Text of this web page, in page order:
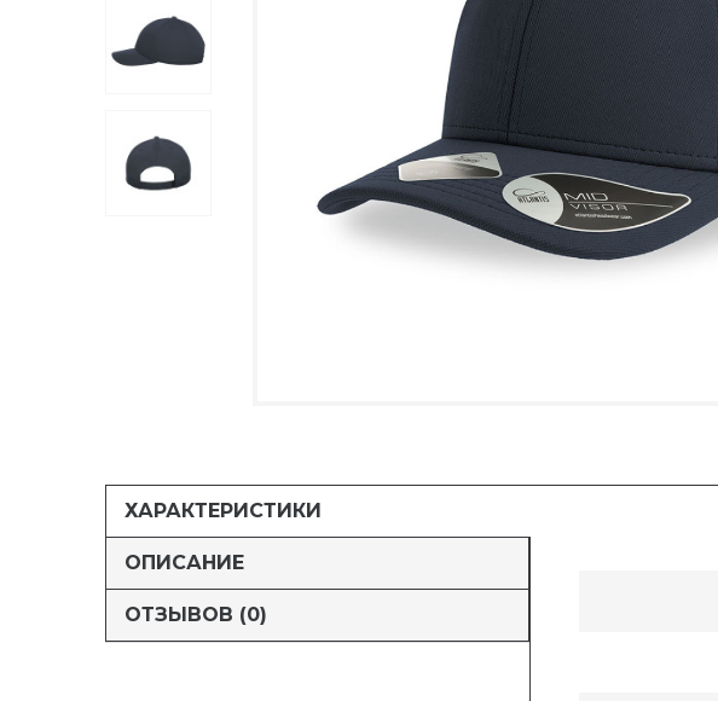
ХАРАКТЕРИСТИКИ
ОПИСАНИЕ
ОТЗЫВОВ (0)